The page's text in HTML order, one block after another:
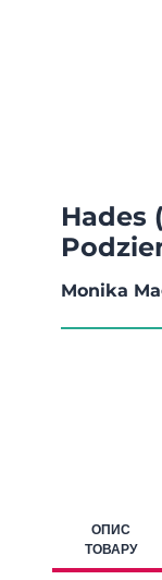
Hades
Monika
ОПИС
ТОВАРУ